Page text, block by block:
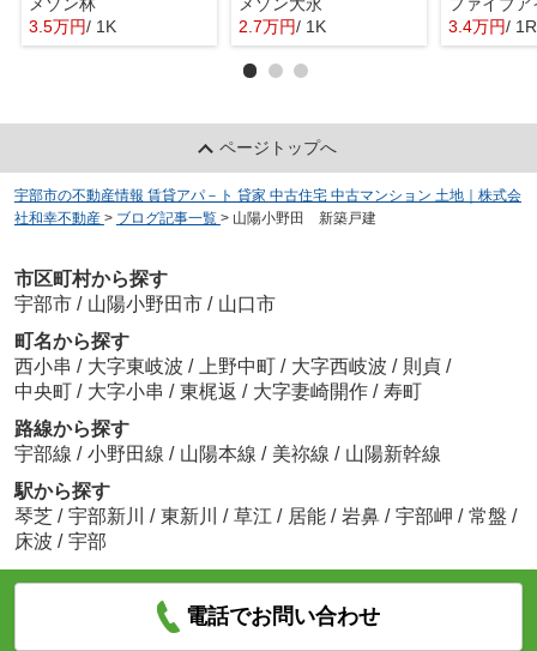
メゾン林
3.5万円/ 1K
メゾン大永
2.7万円/ 1K
ファイブア
3.4万円/ 1R
ページトップへ
宇部市の不動産情報 賃貸アパ－ト 貸家 中古住宅 中古マンション 土地｜株式会
社和幸不動産 > ブログ記事一覧 > 山陽小野田 新築戸建
市区町村から探す
宇部市 / 山陽小野田市 / 山口市
町名から探す
西小串 / 大字東岐波 / 上野中町 / 大字西岐波 / 則貞 /
中央町 / 大字小串 / 東梶返 / 大字妻崎開作 / 寿町
路線から探す
宇部線 / 小野田線 / 山陽本線 / 美祢線 / 山陽新幹線
駅から探す
琴芝 / 宇部新川 / 東新川 / 草江 / 居能 / 岩鼻 / 宇部岬 / 常盤 /
床波 / 宇部
電話でお問い合わせ